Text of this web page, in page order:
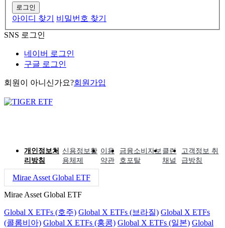
로그인
아이디 찾기
비밀번호 찾기
SNS 로그인
네이버 로그인
구글 로그인
회원이 아니신가요?회원가입
개인정보처
리방침
신용정보활
용체제
이용
약관
금융소비자보
호포탈
클린
채널
고객정보 취
급방침
Mirae Asset Global ETF
Mirae Asset Global ETF
Global X ETFs (호주) Global X ETFs (브라질) Global X ETFs
(콜롬비아) Global X ETFs (홍콩) Global X ETFs (일본) Global